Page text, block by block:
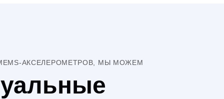
АКСЕЛЕРОМЕТРОВ, МЫ МОЖЕМ